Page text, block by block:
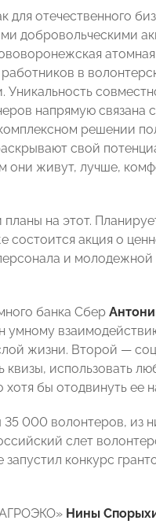
отечественного
добровольческими
в
напрямую связана
решении
свой
они живут, лучше,
на этот.
акция о
и
банка Сбер
умному
жизни. Второй —
квизы, использовать
бы отодвинуть ее
000 волонтеров, из
слет
конкурс
Нины